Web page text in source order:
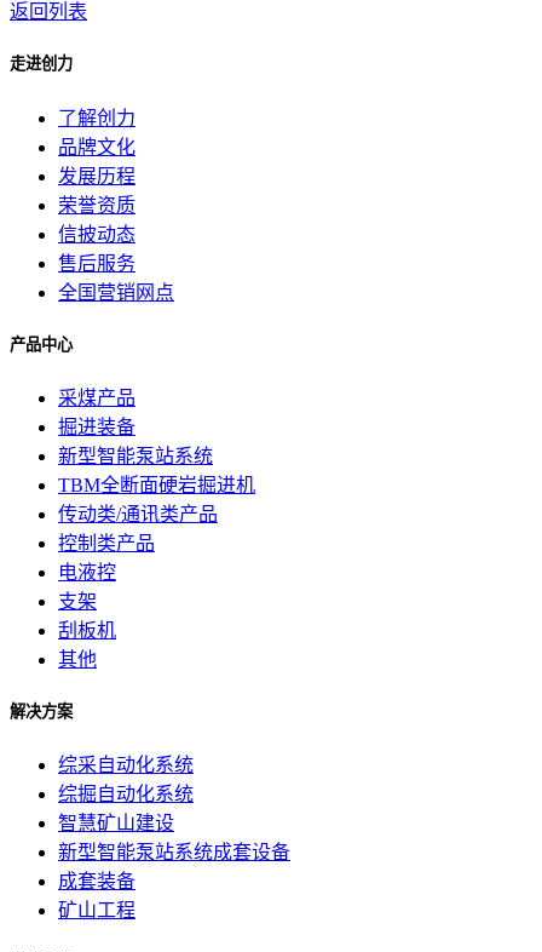
返回列表
走进创力
了解创力
品牌文化
发展历程
荣誉资质
信披动态
售后服务
全国营销网点
产品中心
采煤产品
掘进装备
新型智能泵站系统
TBM全断面硬岩掘进机
传动类/通讯类产品
控制类产品
电液控
支架
刮板机
其他
解决方案
综采自动化系统
综掘自动化系统
智慧矿山建设
新型智能泵站系统成套设备
成套装备
矿山工程